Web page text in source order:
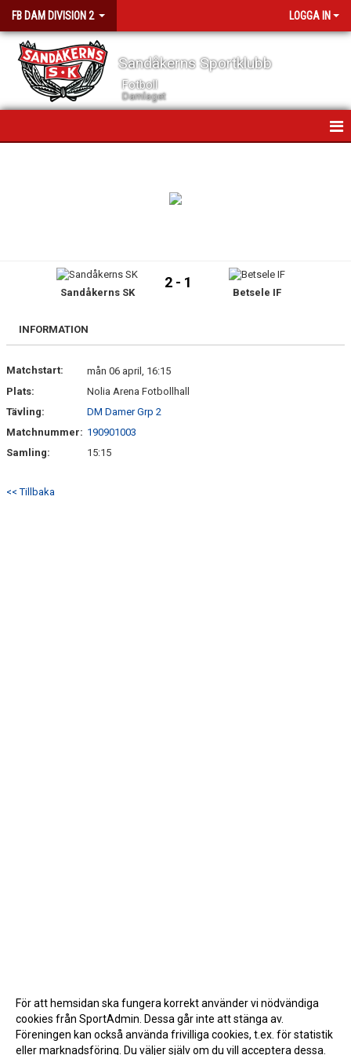
FB DAM DIVISION 2 LOGGA IN
Sandåkerns Sportklubb
Fotboll
Damlaget
TRUPPEN
DOKUMENT
KONTAKT
Sandåkerns SK
2 - 1
Betsele IF
INFORMATION
Matchstart:
mån 06 april, 16:15
Plats:
Nolia Arena Fotbollhall
Tävling:
DM Damer Grp 2
Matchnummer: 190901003
Samling:
15:15
<< Tillbaka
För att hemsidan ska fungera korrekt använder vi nödvändiga
cookies från SportAdmin. Dessa går inte att stänga av.
Föreningen kan också använda frivilliga cookies, t.ex. för statistik
eller marknadsföring. Du väljer själv om du vill acceptera dessa.